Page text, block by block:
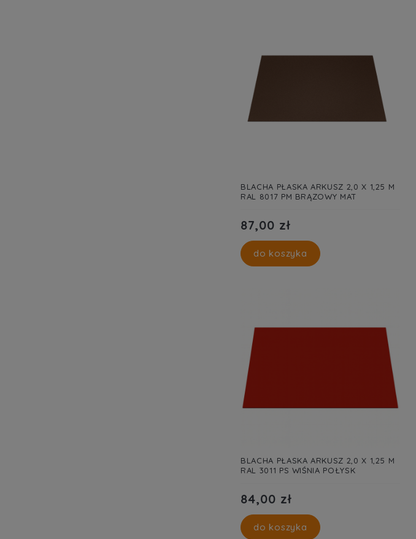
BLACHA PŁASKA ARKUSZ 2,0 X 1,25 M
RAL 8017 PM BRĄZOWY MAT
87,00 zł
do koszyka
BLACHA PŁASKA ARKUSZ 2,0 X 1,25 M
RAL 3011 PS WIŚNIA POŁYSK
84,00 zł
do koszyka